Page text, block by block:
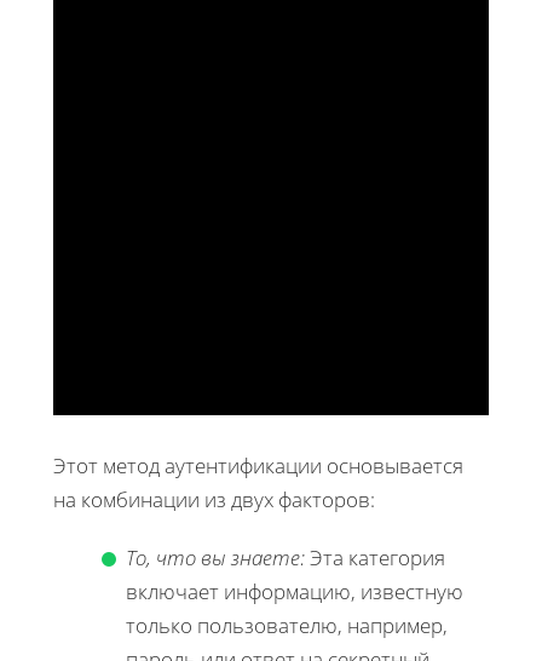
Этот метод аутентификации основывается
на комбинации из двух факторов:
То, что вы знаете:Эта категория
включает информацию, известную
только пользователю, например,